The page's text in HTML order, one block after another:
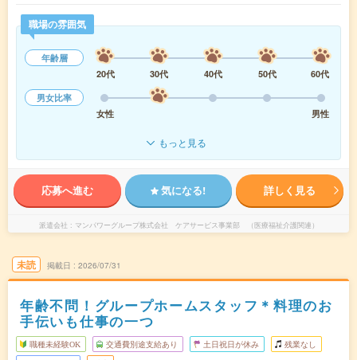
職場の雰囲気
年齢層
20代
30代 40代 50代
60代
男女比率
女性
男性
もっと見る
応募へ進む 気になる! 詳しく見る
派遣会社 マンパワーグループ株式会社 ケアサービス事業部 （医療福祉介護関連）
未読 掲載日 2026/07/31
年齢不問！グループホームスタッフ＊料理のお
手伝いも仕事の一つ
職種未経験OK 交通費別途支給あり 土日祝日が休み 残業なし